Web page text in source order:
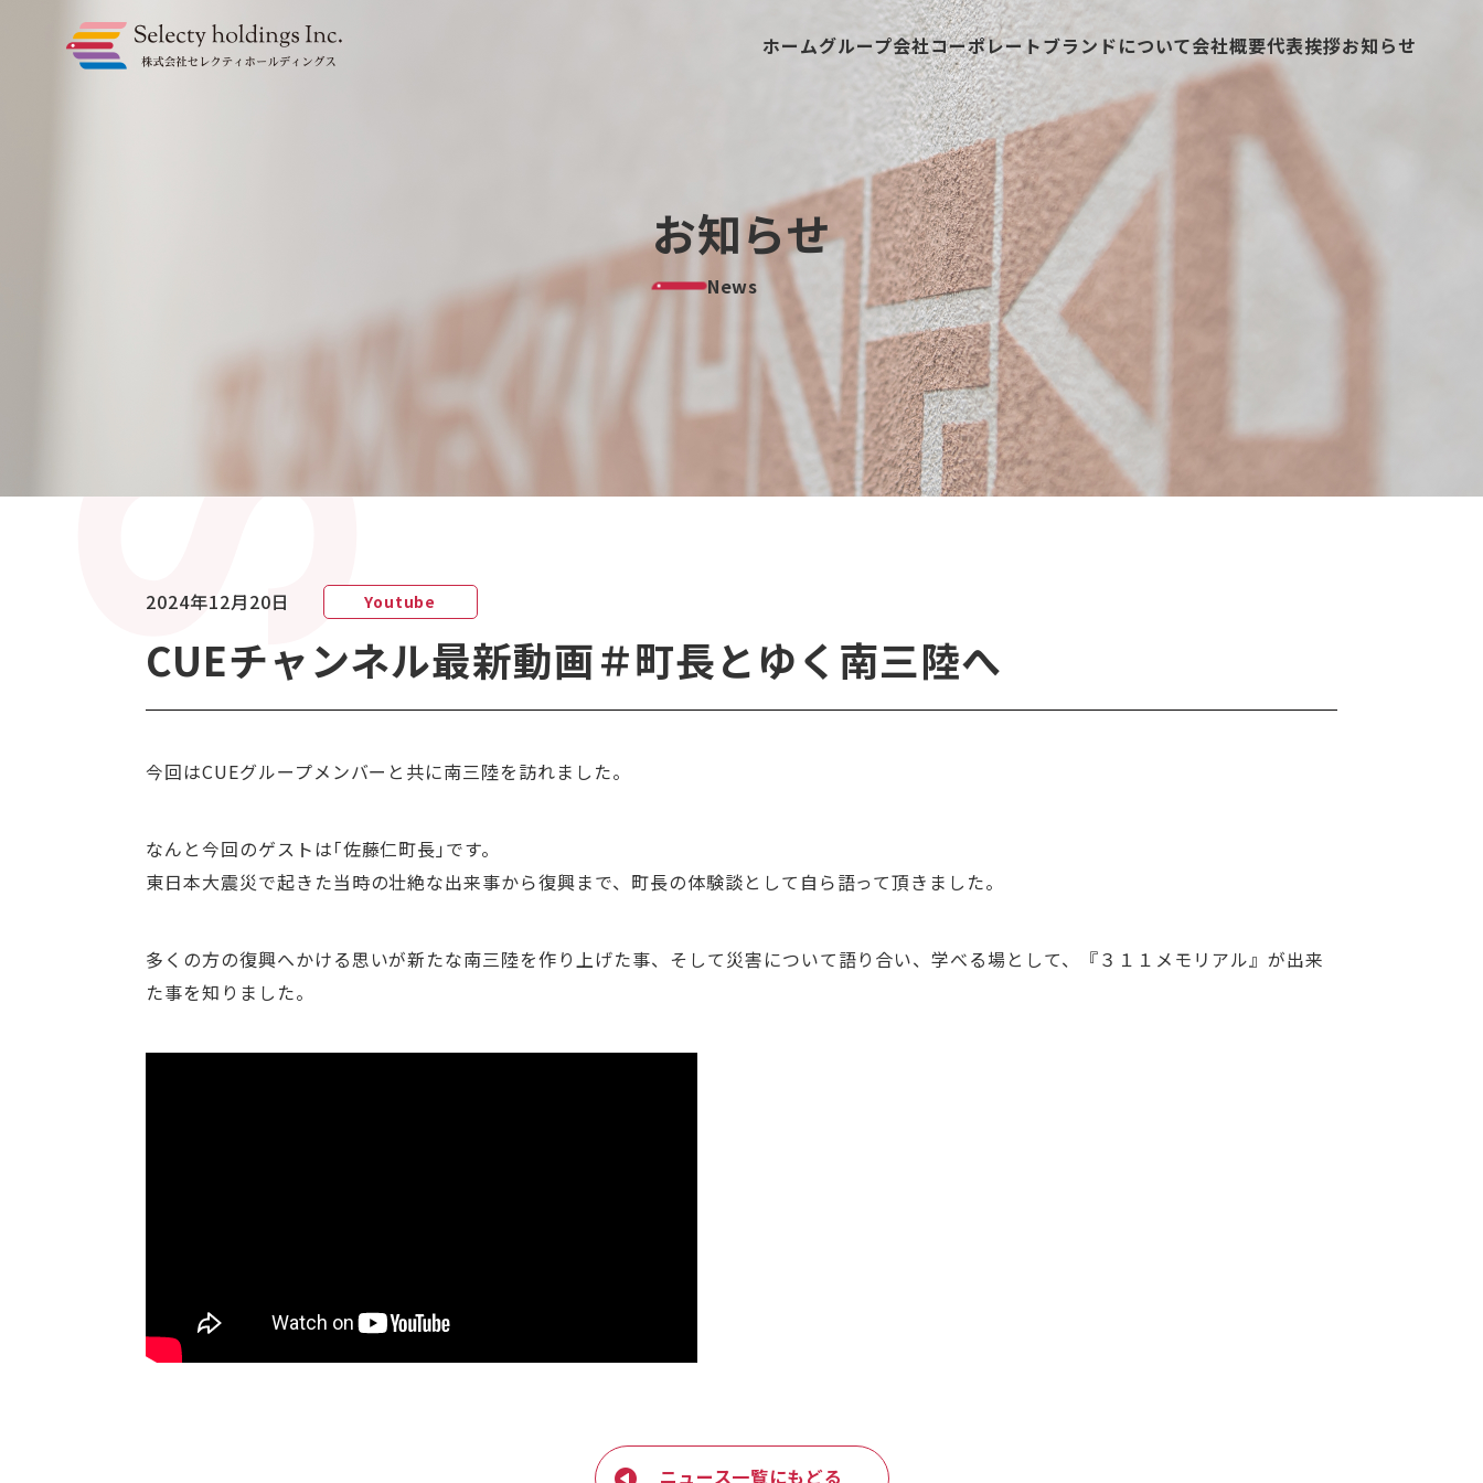
ホームグループ会社コーポレートブランドについて会社概要代表挨拶お知らせ
お知らせ
News
2024年12月20日 Youtube
CUEチャンネル最新動画＃町長とゆく南三陸へ
今回はCUEグループメンバーと共に南三陸を訪れました。
なんと今回のゲストは｢佐藤仁町長｣です。
東日本大震災で起きた当時の壮絶な出来事から復興まで、町長の体験談として自ら語って頂きました。
多くの方の復興へかける思いが新たな南三陸を作り上げた事、そして災害について語り合い、学べる場として、『３１１メモリアル』が出来
た事を知りました。
ニュース一覧にもどる